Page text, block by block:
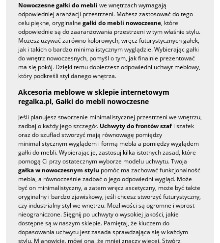
Nowoczesne gałki do mebli we wnętrzach wymagają
odpowiedniej aranżacji przestrzeni. Możesz zastosować do tego
celu piękne, oryginalne gałki do mebli nowoczesne, które
odpowiednie są do zaaranżowania przestrzeni w tym właśnie stylu.
Możesz używać zarówno kolorowych, wręcz futurystycznych gałek,
jak i takich o bardzo minimalistycznym wyglądzie. Wybierając gałki
do wnętrz nowoczesnych, pomyśl o tym, jak finalnie prezentować
ma się pokój. Dzięki temu dobierzesz odpowiedni uchwyt meblowy,
który podkreśli styl danego wnętrza.
Akcesoria meblowe w sklepie internetowym
regalka.pl, Gałki do mebli nowoczesne
Jeśli planujesz stworzenie minimalistycznej przestrzeni we wnętrzu,
zadbaj o każdy jego szczegół. Uchwyty do frontów szaf i szafek
oraz do szuflad stworzyć mają równowagę pomiędzy
minimalistycznym wyglądem i formą mebla a pomiędzy wyglądem
gałki do mebli. Wybierając je, zastosuj kilka istotnych zasad, które
pomogą Ci przy ostatecznym wyborze modelu uchwytu. Twoja
gałka w nowoczesnym stylu pomóc ma zachować funkcjonalność
mebla, a równocześnie zadbać o jego odpowiedni wygląd. Może
być on minimalistyczny, a zatem wręcz ascetyczny, może być także
oryginalny i bardzo zjawiskowy, jeśli chcesz stworzyć futurystyczny,
czy industrialny styl we wnętrzu. Możliwości są ogromne i wprost
nieograniczone. Sięgnij po uchwyty o wysokiej jakości, jakie
dostępne są w naszym sklepie. Pamiętaj, że kluczem do
dopasowania uchwytu jest zasada sprawdzająca się w każdym
stylu. Mianowicie, mówi ona, że mniej znaczy więcej. Stwórz